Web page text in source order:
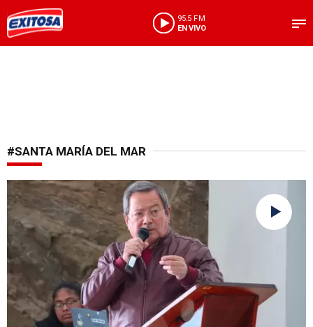
95.5 FM
EN VIVO
#SANTA MARÍA DEL MAR
Aplicación es inmediata